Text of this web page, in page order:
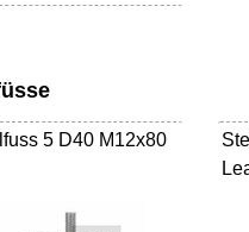
5 D40 M12x80